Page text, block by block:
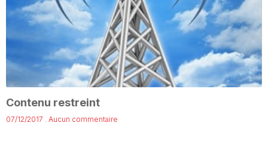
Contenu restreint
07/12/2017 Aucun commentaire